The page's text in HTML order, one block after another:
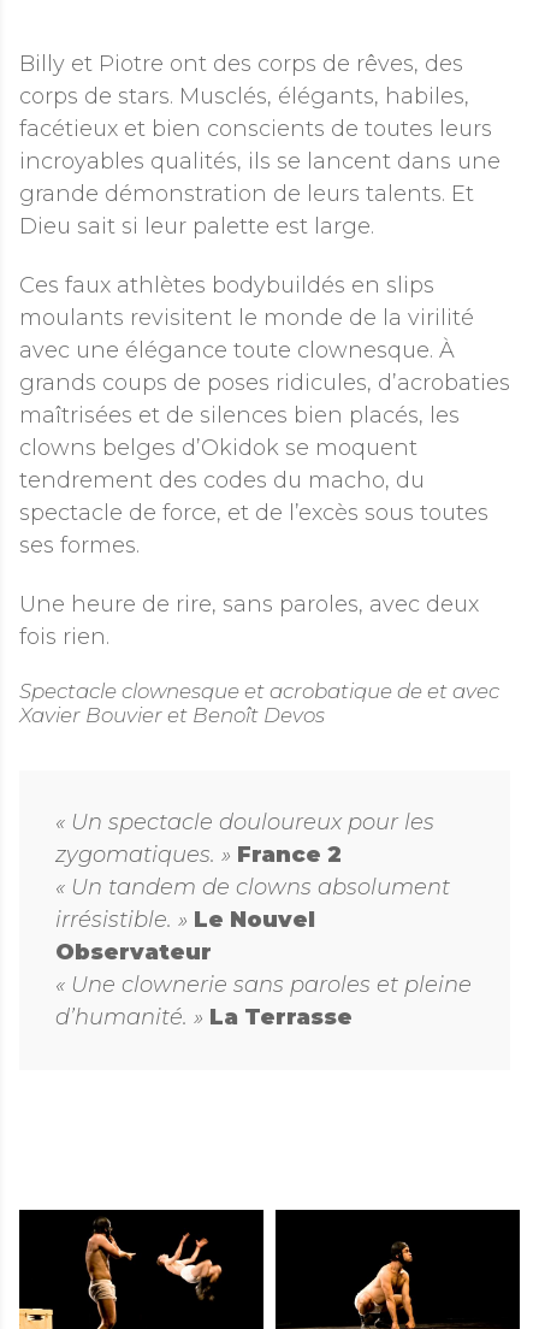
Billy et Piotre ont des corps de rêves, des
corps de stars. Musclés, élégants, habiles,
facétieux et bien conscients de toutes leurs
incroyables qualités, ils se lancent dans une
grande démonstration de leurs talents. Et
Dieu sait si leur palette est large.
Ces faux athlètes bodybuildés en slips
moulants revisitent le monde de la virilité
avec une élégance toute clownesque. À
grands coups de poses ridicules, d’acrobaties
maîtrisées et de silences bien placés, les
clowns belges d’Okidok se moquent
tendrement des codes du macho, du
spectacle de force, et de l’excès sous toutes
ses formes.
Une heure de rire, sans paroles, avec deux
fois rien.
Spectacle clownesque et acrobatique de et avec
Xavier Bouvier et Benoît Devos
« Un spectacle douloureux pour les
zygomatiques. » France 2
« Un tandem de clowns absolument
irrésistible. » Le Nouvel
Observateur
« Une clownerie sans paroles et pleine
d’humanité. » La Terrasse